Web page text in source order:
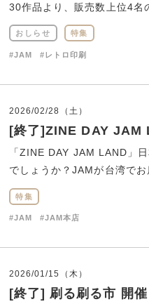
30作品より、販売数上位4名
おしらせ 特集
#JAM #レトロ印刷
2026/02/28（土）
[終了]ZINE DAY JAM
「ZINE DAY JAM LAND」
でしょうか？JAMが台湾で
特集
#JAM #JAM本店
2026/01/15（木）
[終了] 刷る刷る市 開催